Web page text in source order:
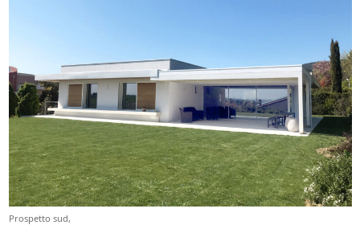
Prospetto sud,